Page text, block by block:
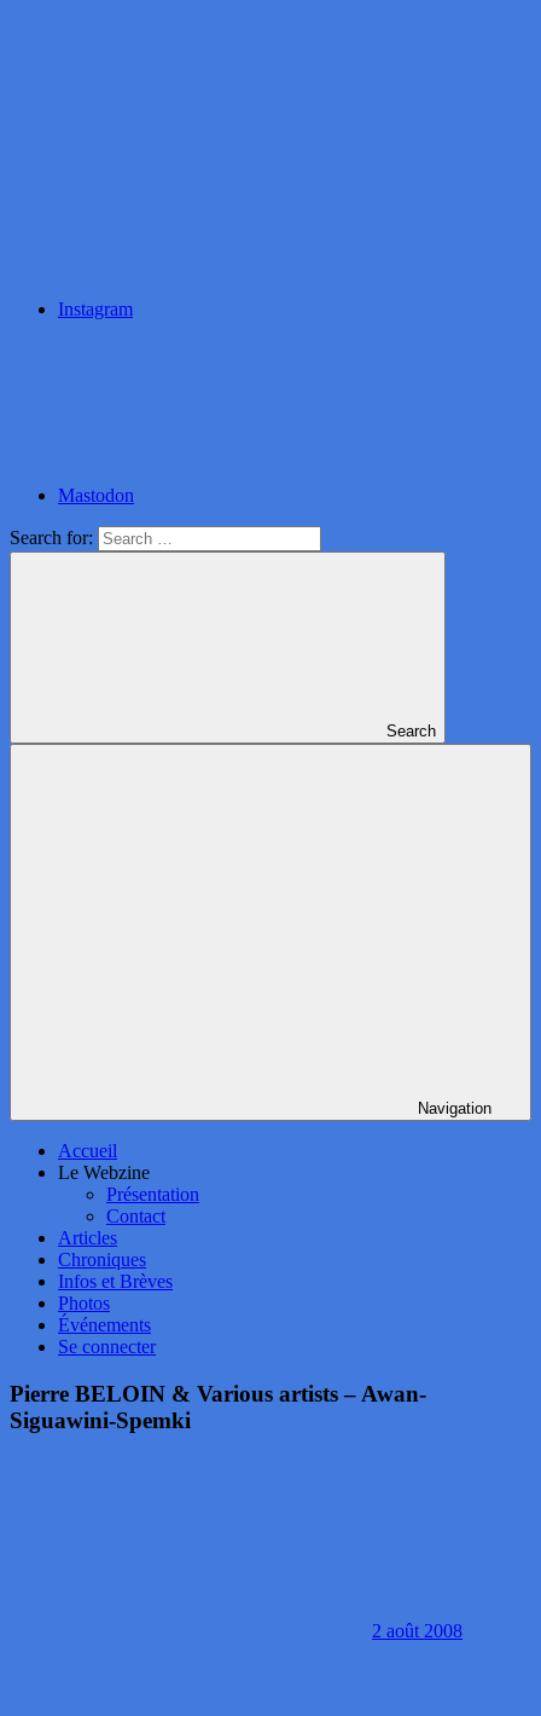
Instagram
Mastodon
Search for:
Search
Navigation
Accueil
Le Webzine
Présentation
Contact
Articles
Chroniques
Infos et Brèves
Photos
Événements
Se connecter
Pierre BELOIN & Various artists – Awan-
Siguawini-Spemki
2 août 2008